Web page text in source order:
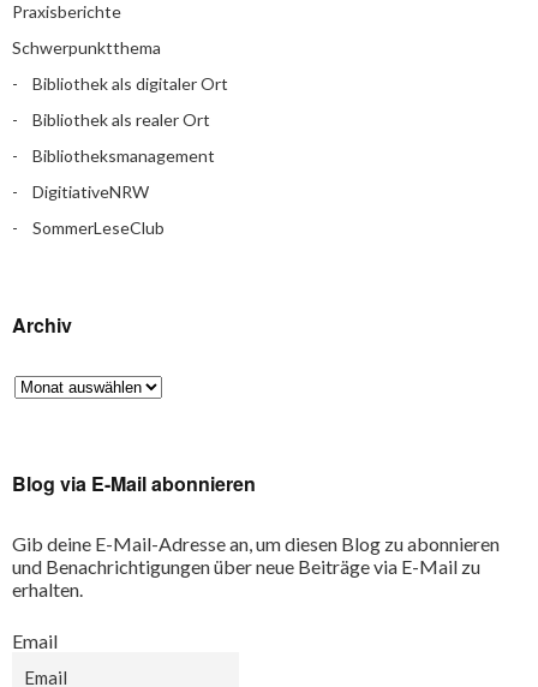
Praxisberichte
Schwerpunktthema
Bibliothek als digitaler Ort
Bibliothek als realer Ort
Bibliotheksmanagement
DigitiativeNRW
SommerLeseClub
Archiv
Blog via E-Mail abonnieren
Gib deine E-Mail-Adresse an, um diesen Blog zu abonnieren
und Benachrichtigungen über neue Beiträge via E-Mail zu
erhalten.
Email